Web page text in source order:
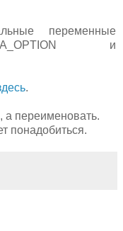
переменные
и
.
а переименовать.
понадобиться.